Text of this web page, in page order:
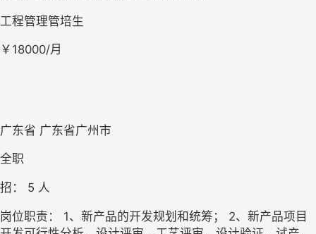
工程管理管培生
￥18000/月
广东省 广东省广州市
全职
招： 5 人
岗位职责： 1、新产品的开发规划和统筹； 2、新产品项目